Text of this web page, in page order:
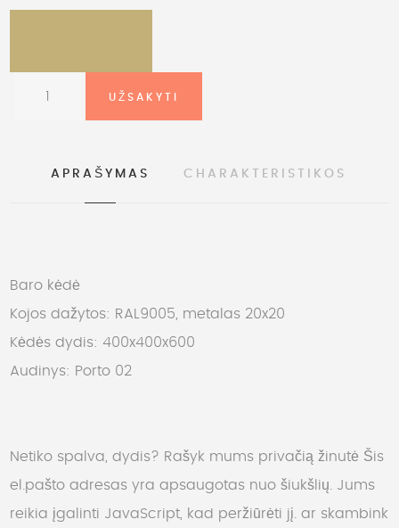
APRAŠYMAS CHARAKTERISTIKOS
Baro kėdė
Kojos dažytos: RAL9005, metalas 20x20
Kėdės dydis: 400x400x600
Audinys: Porto 02
Netiko spalva, dydis? Rašyk mums privačią žinutė Šis
el.pašto adresas yra apsaugotas nuo šiukšlių. Jums
reikia įgalinti JavaScript, kad peržiūrėti jį. ar skambink